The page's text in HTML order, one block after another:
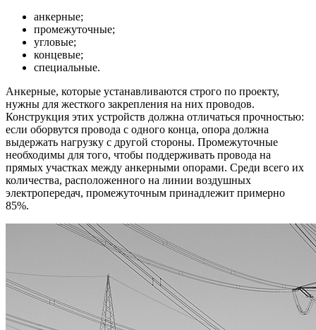
анкерные;
промежуточные;
угловые;
концевые;
специальные.
Анкерные, которые устанавливаются строго по проекту,
нужны для жесткого закрепления на них проводов.
Конструкция этих устройств должна отличаться прочностью:
если оборвутся провода с одного конца, опора должна
выдержать нагрузку с другой стороны. Промежуточные
необходимы для того, чтобы поддерживать провода на
прямых участках между анкерными опорами. Среди всего их
количества, расположенного на линии воздушных
электропередач, промежуточным принадлежит примерно
85%.